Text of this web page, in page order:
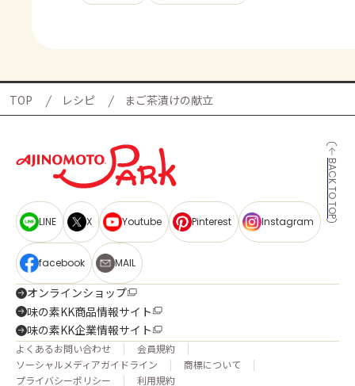
TOP レシピ まご茶漬けの献立
BACK TO TOP
LINE X Youtube Pinterest Instagram
facebook MAIL
オンラインショップ
味の素KK商品情報サイト
味の素KK企業情報サイト
よくあるお問い合わせ
会員規約
ソーシャルメディアガイドライン
商標について
プライバシーポリシー
利用規約